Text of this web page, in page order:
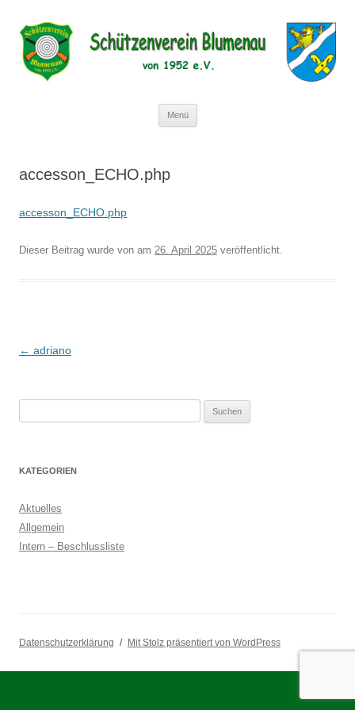
Schützenverein Blumenau von 1952
e.V.
Menü
accesson_ECHO.php
accesson_ECHO.php
Dieser Beitrag wurde von am 26. April 2025 veröffentlicht.
Beitragsnavigation
← adriano
KATEGORIEN
Aktuelles
Allgemein
Intern – Beschlussliste
Datenschutzerklärung Mit Stolz präsentiert von WordPress